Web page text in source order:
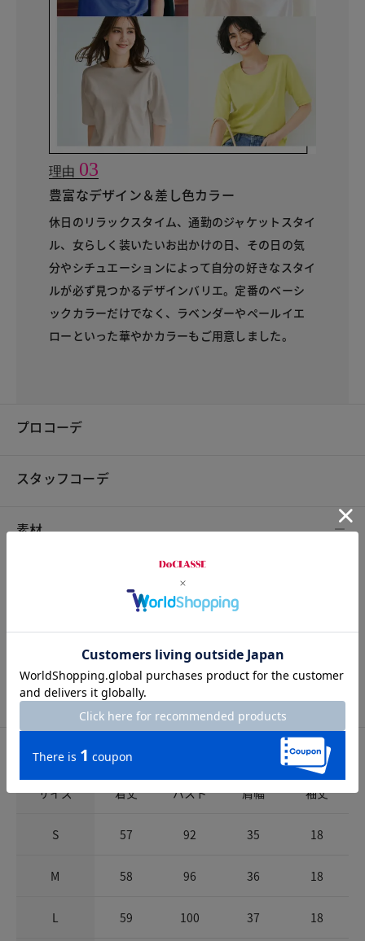
理由 03
豊富なデザイン＆差し色カラー
休日のリラックスタイム、通勤のジャケットスタイ
ル、女らしく装いたいお出かけの日、その日の気
分やシチュエーションによって自分の好きなスタイ
ルが必ず見つかるデザインバリエ。定番のベーシ
ックカラーだけでなく、ラベンダーやペールイエ
ローといった華やかカラーもご用意しました。
プロコーデ
スタッフコーデ
素材
手洗い可
サイズ詳細
サイズ 着丈 バスト 肩幅 袖丈
S 57 92 35 18
M 58 96 36 18
L 59 100 37 18